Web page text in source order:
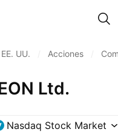
EE. UU. Acciones
Ltd.
Nasdaq Stock Market